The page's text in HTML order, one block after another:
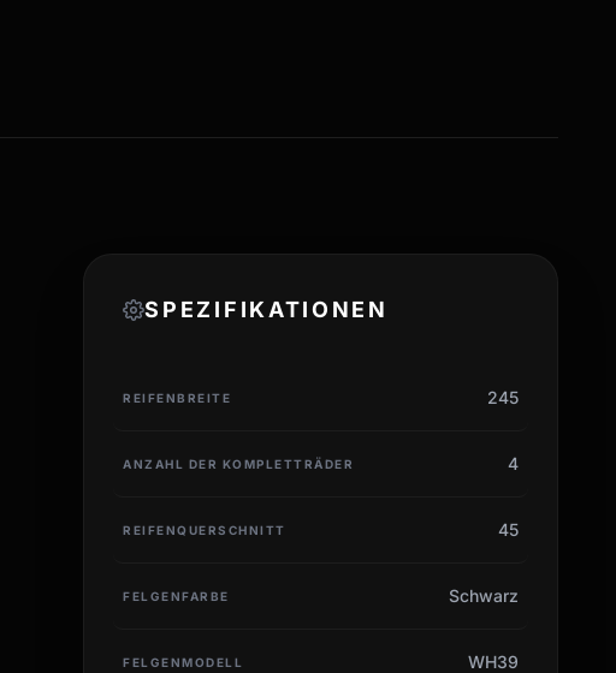
SPEZIFIKATIONEN
REIFENBREITE 245
ANZAHL DER KOMPLETTRÄDER 4
REIFENQUERSCHNITT 45
FELGENFARBE Schwarz
FELGENMODELL WH39